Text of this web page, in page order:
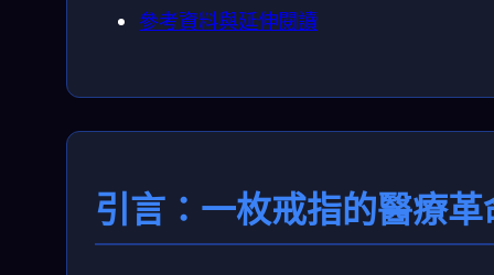
參考資料與延伸閱讀
引言：一枚戒指的醫療革